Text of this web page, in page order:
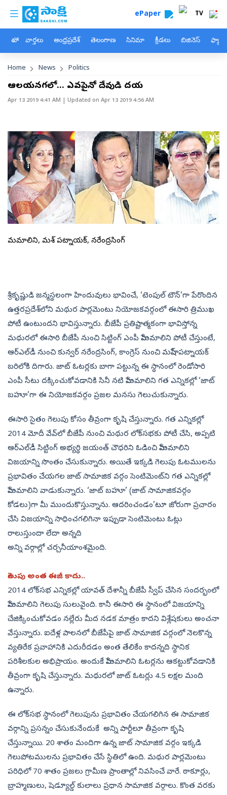
Skip to main content
custom menu ePaper TV
హోం వార్తలు ఆంధ్రప్రదేశ్ తెలంగాణ సినిమా క్రీడలు బిజినెస్
Breadcrumb
Home News Politics
ఆలయనగరిలో... ఎవరిపైనో దేవుడి దయ
Apr 13 2019 4:41 AM | Updated on Apr 13 2019 4:56 AM
హేమమాలిని, మహేశ్‌ పట్నాయక్‌, నరేంద్రసింగ్‌
శ్రీకృష్ణుడి జన్మస్థలంగా హిందువులు భావించే, ‘టెంపుల్‌ టౌన్‌’గా పేరొందిన
ఉత్తరప్రదేశ్‌లోని మథుర పార్లమెంటు నియోజకవర్గంలో ఈసారి త్రిముఖ
పోటీ ఉంటుందని భావిస్తున్నారు. బీజేపీ ప్రతిష్టాత్మకంగా భావిస్తోన్న
మథురలో ఈసారి బీజేపీ నుంచి సిట్టింగ్‌ ఎంపీ హేమమాలిని పోటీ చేస్తుంటే,
ఆర్‌ఎల్‌డీ నుంచి కున్వర్‌ నరేంద్రసింగ్, కాంగ్రెస్‌ నుంచి మహేష్‌ పట్నాయక్‌
బరిలోకి దిగారు. జాట్‌ ఓటర్లకు బాగా పట్టున్న ఈ స్థానంలో రెండోసారి
ఎంపీ సీటు దక్కించుకోవడానికి సినీ నటి హేమమాలిని గత ఎన్నికల్లో ‘జాట్‌
బహూ’గా ఈ నియోజకవర్గం ప్రజల మనసు గెలుచుకున్నారు.
ఈసారి సైతం గెలుపు కోసం తీవ్రంగా కృషి చేస్తున్నారు. గత ఎన్నికల్లో
2014 మోదీ వేవ్‌లో బీజేపీ నుంచి మథుర లోక్‌సభకు పోటీ చేసి, అప్పటి
ఆర్‌ఎల్‌డీ సిట్టింగ్‌ అభ్యర్థి జయంత్‌ చౌధరిని ఓడించి హేమమాలిని
విజయాన్ని సొంతం చేసుకున్నారు. అయితే ఇక్కడి గెలుపు ఓటములను
ప్రభావితం చేయగల జాట్‌ సామాజిక వర్గం సెంటిమెంట్‌ని గత ఎన్నికల్లో
హేమమాలిని వాడుకున్నారు. ‘జాట్‌ బహూ’ (జాట్‌ సామాజికవర్గం
కోడలు)గా మీ ముందుకొస్తున్నాను. ఆదరించండం’టూ జోరుగా ప్రచారం
చేసి విజయాన్ని సాధించగలిగినా ఇప్పుడా సెంటిమెంటు ఓట్లు
రాలుస్తుందా లేదా అన్నది
అన్ని వర్గాల్లో చర్చనీయాంశమైంది.
గెలుపు అంత ఈజీ కాదు..
2014 లోక్‌సభ ఎన్నికల్లో యావత్‌ దేశాన్నీ బీజేపీ స్వీప్‌ చేసిన సందర్భంలో
హేమమాలిని గెలుపు సులువైంది. కానీ ఈసారి ఈ స్థానంలో విజయాన్ని
చేజిక్కించుకోవడం నల్లేరు మీద నడక మాత్రం కాదని విశ్లేషకులు అంచనా
వేస్తున్నారు. ఐదేళ్ల పాలనలో బీజేపీపై జాట్‌ సామాజిక వర్గంలో నెలకొన్న
వ్యతిరేక ప్రవాహానికి ఎదురీదడం అంత తేలికేం కాదన్నది స్థానిక
పరిశీలకుల అభిప్రాయం. అందుకే హేమమాలిని ఓటర్లను ఆకట్టుకోవడానికి
తీవ్రంగా కృషి చేస్తున్నారు. మథురలో జాట్‌ ఓటర్లు 4.5 లక్షల మంది
ఉన్నారు.
ఈ లోక్‌సభ స్థానంలో గెలుపును ప్రభావితం చేయగలిగిన ఈ సామాజిక
వర్గాన్ని ప్రసన్నం చేసుకునేందుకే అన్ని పార్టీలూ తీవ్రంగా కృషి
చేస్తున్నాయి. 20 శాతం మందిగా ఉన్న జాట్‌ సామాజిక వర్గం ఇక్కడి
గెలుపోటములను ప్రభావితం చేసే స్థితిలో ఉంది. మథుర పార్లమెంటు
పరిధిలో 70 శాతం ప్రజలు గ్రామీణ ప్రాంతాల్లో నివసించే వారే. ఠాకూర్లు,
బ్రాహ్మణులు, షెడ్యూల్డ్‌ కులాలు ప్రధాన సామాజిక వర్గాలు. కొంత వరకు